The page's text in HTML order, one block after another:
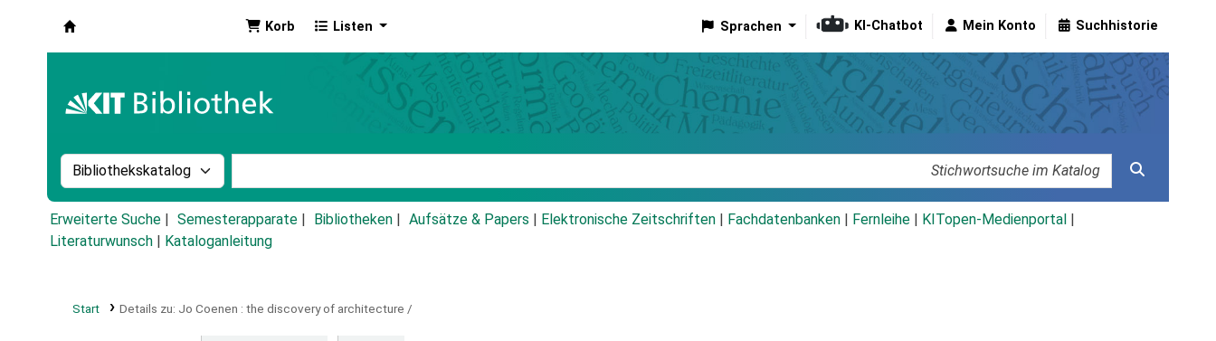
Korb Listen Sprachen KI-Chatbot Mein Konto Suchhistorie
Suche im Katalog nach:
Erweiterte Suche Semesterapparate Bibliotheken Aufsätze & Papers Elektronische Zeitschriften Fachdatenbanken Fernleihe KITopen-Medienportal
Literaturwunsch
Kataloganleitung
Start Details zu: Jo Coenen : the discovery of architecture /